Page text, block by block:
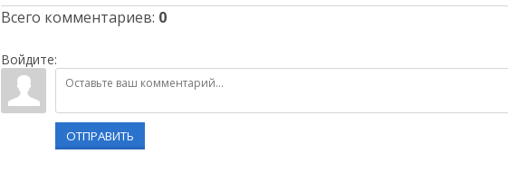
Всего комментариев: 0
Войдите:
ОТПРАВИТЬ